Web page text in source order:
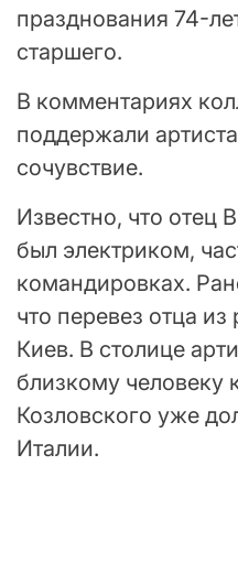
празднования 74-
старшего.
В комментариях
поддержали
сочувствие.
Известно, что отец
был электриком,
командировках.
что перевез отца
Киев. В столице
близкому человеку
Козловского уже
Италии.